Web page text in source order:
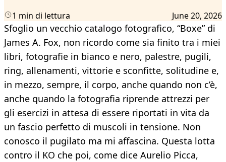
1 min di lettura June 20, 2026
Sfoglio un vecchio catalogo fotografico, “Boxe” di
James A. Fox, non ricordo come sia finito tra i miei
libri, fotografie in bianco e nero, palestre, pugili,
ring, allenamenti, vittorie e sconfitte, solitudine e,
in mezzo, sempre, il corpo, anche quando non c’è,
anche quando la fotografia riprende attrezzi per
gli esercizi in attesa di essere riportati in vita da
un fascio perfetto di muscoli in tensione. Non
conosco il pugilato ma mi affascina. Questa lotta
contro il KO che poi, come dice Aurelio Picca,